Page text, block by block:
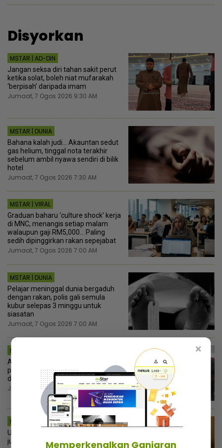
Disyorkan
MSTAR | AD-DIN
Jangan seksa diri tahan sakit perut
ketika solat, boleh niat mufarakah
‘berpisah’ daripada imam
Jumaat, 7 Ogos 2026 9:30 AM
MSTAR | DUNIA
Bahana kalah judi... Akauntan sedut
gas helium, tinggal nota terakhir
sebelum ambil nyawa sendiri di bilik
hotel
Jumaat, 7 Ogos 2026 7:30 AM
MSTAR | VIRAL
Graduan baharu ‘culture shock’ kerja
di MNC, menangis setiap malam
walaupun gaji RM5,000... Paling
sedih dipinggirkan rakan sepejabat
Jumaat, 7 Ogos 2026 7:00 AM
MSTAR | DUNIA
Pelajar meninggal dunia bergaduh
dengan rakan, polis gali semula
kubur selepas 3 minggu untuk
siasatan
Jumaat, 7 Ogos 2026 7:00 AM
MSTAR | BINTANG GLOBAL
Atta Halilintar tegur netizen, jangan
pandang rendah orang rakam video
dalam pesawat
Jumaat, 7 Ogos 2026 6:30 AM
MSTAR | BINTANG GLOBAL
Usahawan barang kemas rugi RM1.2
juta, dakwa Salman Khan menipu
×
Memperkenalkan Ganjaran